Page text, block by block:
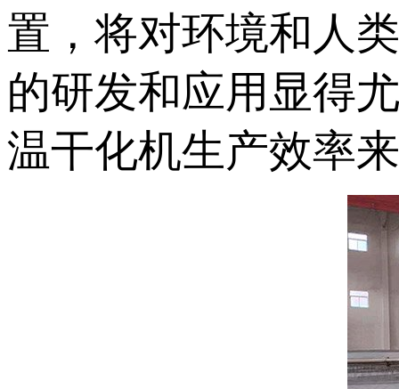
置，将对环境和人
的研发和应用显得
温干化机生产效率